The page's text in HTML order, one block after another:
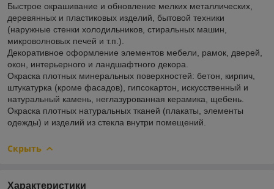
Быстрое окрашивание и обновление мелких металлических,
деревянных и пластиковых изделий, бытовой техники
(наружные стенки холодильников, стиральных машин,
микроволновых печей и т.п.).
Декоративное оформление элементов мебели, рамок, дверей,
окон, интерьерного и ландшафтного декора.
Окраска плотных минеральных поверхностей: бетон, кирпич,
штукатурка (кроме фасадов), гипсокартон, искусственный и
натуральный камень, неглазурованная керамика, щебень.
Окраска плотных натуральных тканей (плакаты, элементы
одежды) и изделий из стекла внутри помещений.
Скрыть
Характеристики